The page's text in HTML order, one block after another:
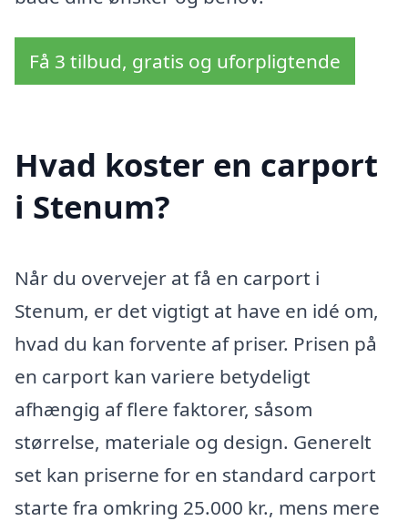
Få 3 tilbud, gratis og uforpligtende
Hvad koster en carport
i Stenum?
Når du overvejer at få en carport i
Stenum, er det vigtigt at have en idé om,
hvad du kan forvente af priser. Prisen på
en carport kan variere betydeligt
afhængig af flere faktorer, såsom
størrelse, materiale og design. Generelt
set kan priserne for en standard carport
starte fra omkring 25.000 kr., mens mere